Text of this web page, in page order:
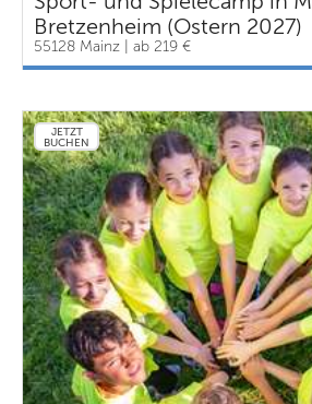
Bretzenheim (Ostern 2027)
55128 Mainz | ab 219 €
JETZT
BUCHEN